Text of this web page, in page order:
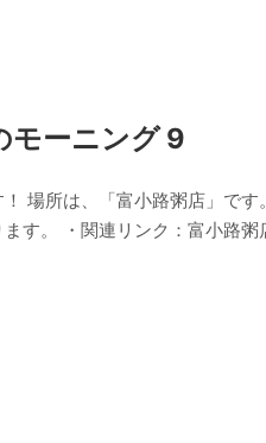
モーニング 9
場所は、「富小路粥店」です
す。 ・関連リンク：富小路粥